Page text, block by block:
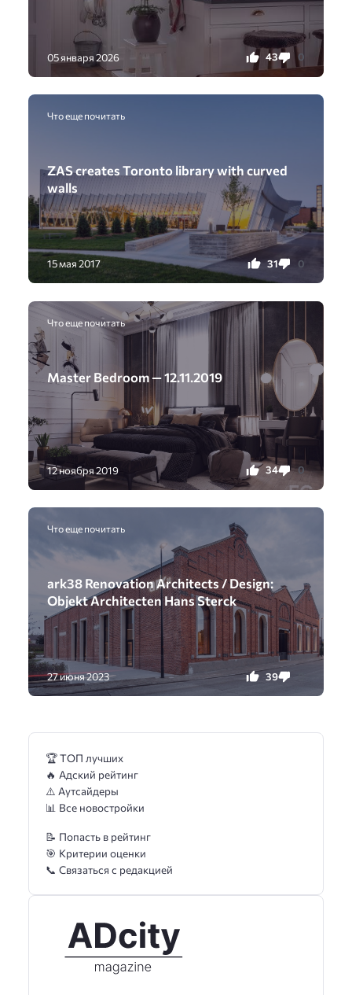
05 января 2026 43 0
Что еще почитать
ZAS creates Toronto library with curved
walls
15 мая 2017 31 0
Что еще почитать
Master Bedroom — 12.11.2019
12 ноября 2019 34 0
Что еще почитать
ark38 Renovation Architects / Design:
Objekt Architecten Hans Sterck
27 июня 2023 39
🏆 ТОП лучших
🔥 Адский рейтинг
⚠️ Аутсайдеры
📊 Все новостройки
📝 Попасть в рейтинг
🎯 Критерии оценки
📞 Связаться с редакцией